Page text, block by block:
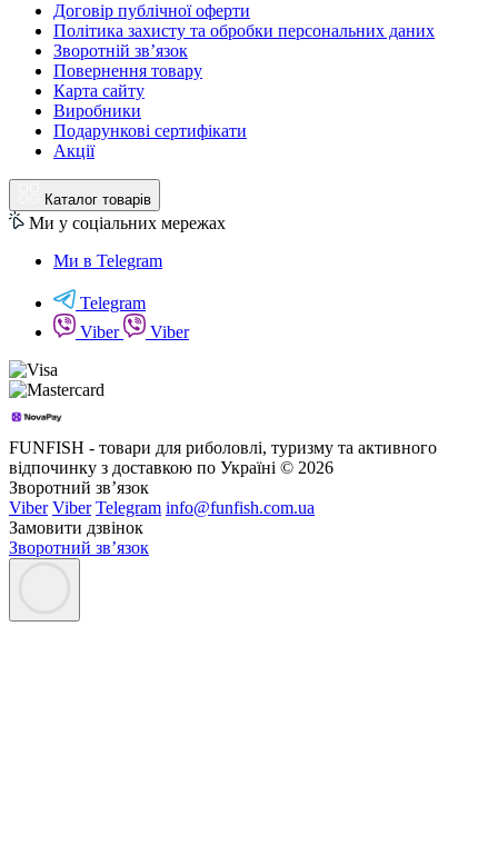
Договір публічної оферти
Політика захисту та обробки персональних даних
Зворотній зв’язок
Повернення товару
Карта сайту
Виробники
Подарункові сертифікати
Акції
Каталог товарів
Ми у соціальних мережах
Ми в Telegram
Telegram
Viber
Viber
FUNFISH - товари для риболовлі, туризму та активного
відпочинку з доставкою по Україні © 2026
Зворотний зв’язок
Viber Viber Telegram info@funfish.com.ua
Замовити дзвінок
Зворотний зв’язок